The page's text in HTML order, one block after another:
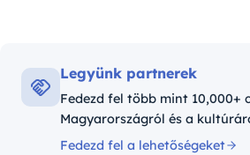
Legyünk partnerek
Fedezd fel több mint 10,000+
Magyarországról és a
Fedezd fel a lehetőségeket